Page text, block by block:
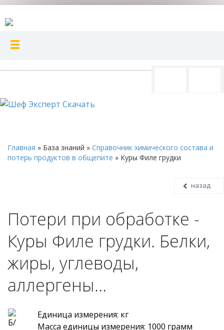
Главная » База знаний » Справочник химического состава и
потерь продуктов в общепите » Куры Филе грудки
назад
Потери при обработке -
Куры Филе грудки. Белки,
жиры, углеводы,
аллергены…
Единица измерения: кг
Масса единицы измерения: 1000 грамм